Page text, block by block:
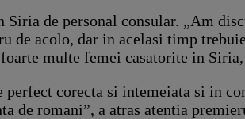
Siria de personal consular. „Am
de acolo, dar in acelasi timp
multe femei casatorite in
corecta si intemeiata si in
de romani”, a atras atentia